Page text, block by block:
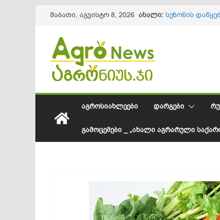
content
შაბათი, აგვისტო 8, 2026 ახალი: სეზონის
წიწაკის
სოკოვანი
შესყიდვის
ᲐᲒᲠᲝᲡᲘᲐᲮᲚᲔᲔᲑᲘ ᲓᲐᲠᲒᲔᲑᲘ
ᲒᲐᲛᲝᲪᲔᲛᲔᲑᲘ _ „ᲐᲮᲐᲚᲘ ᲐᲒᲠᲐᲠᲣᲚᲘ